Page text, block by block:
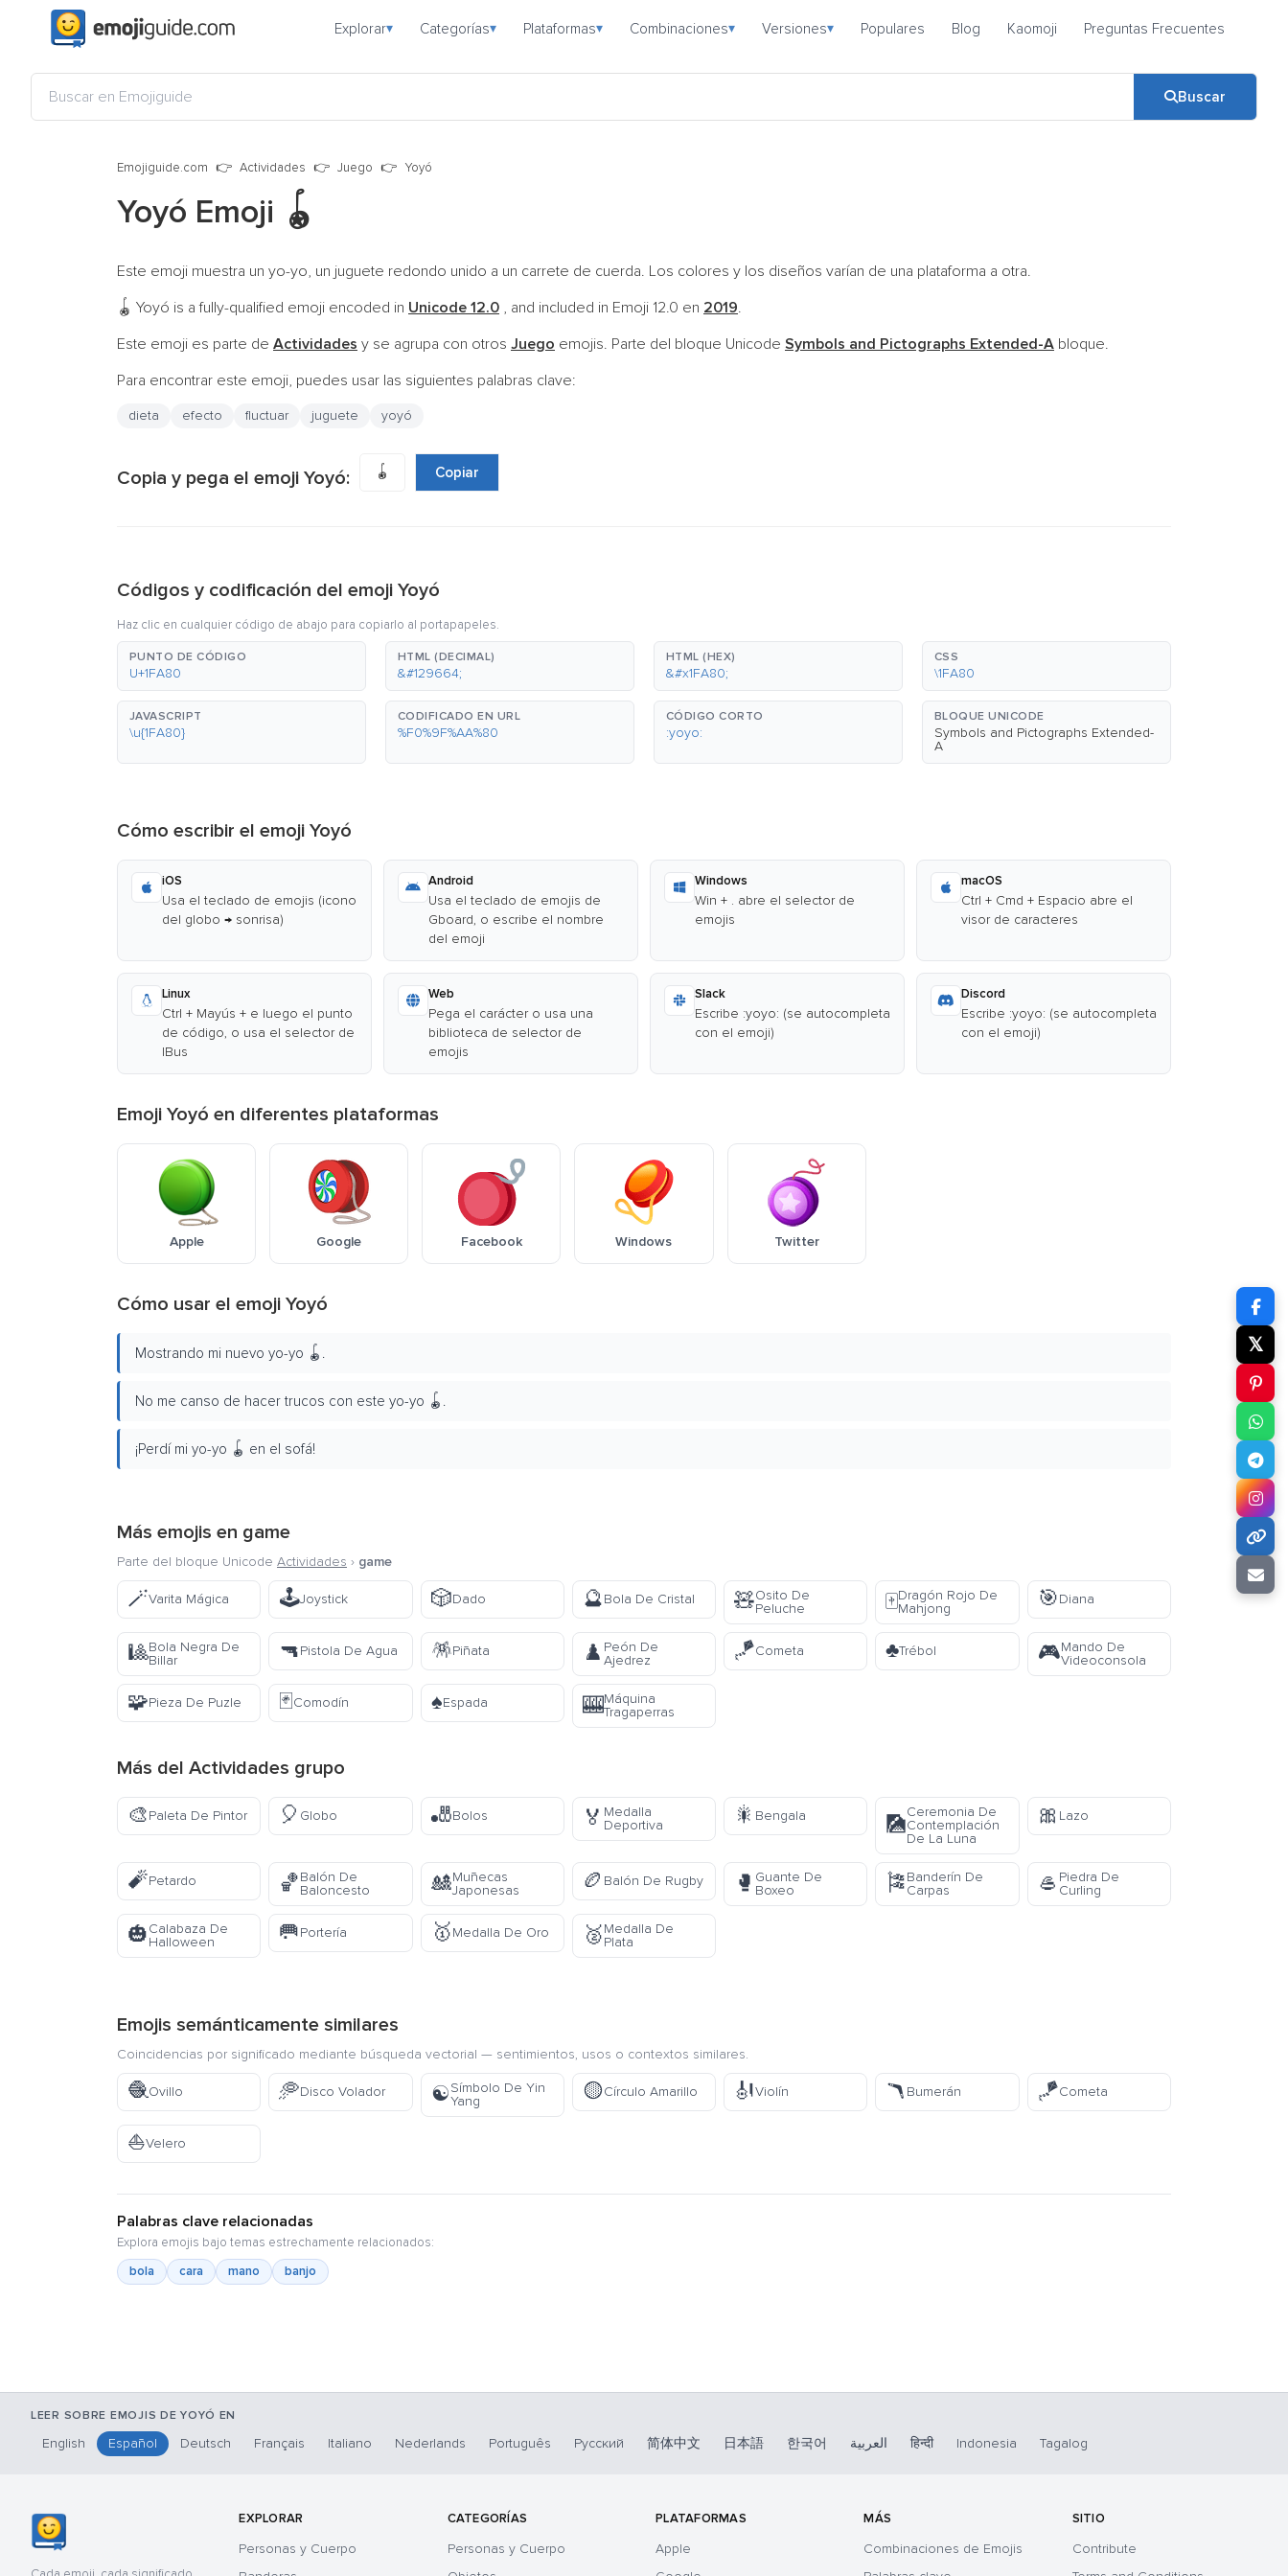
Explorar▾ Categorías▾ Plataformas▾ Combinaciones▾ Versiones▾ Populares Blog Kaomoji Preguntas Frecuentes
Buscar
Emojiguide.com Actividades Juego Yoyó
Yoyó Emoji 🪀
Este emoji muestra un yo-yo, un juguete redondo unido a un carrete de cuerda. Los colores y los diseños varían de una plataforma a otra.
🪀 Yoyó is a fully-qualified emoji encoded in Unicode 12.0 , and included in Emoji 12.0 en 2019.
Este emoji es parte de Actividades y se agrupa con otros Juego emojis. Parte del bloque Unicode Symbols and Pictographs Extended-A bloque.
Para encontrar este emoji, puedes usar las siguientes palabras clave:
dieta efecto fluctuar juguete yoyó
Copia y pega el emoji Yoyó: 🪀 Copiar
Códigos y codificación del emoji Yoyó
Haz clic en cualquier código de abajo para copiarlo al portapapeles.
PUNTO DE CÓDIGO
U+1FA80
HTML (DECIMAL)
&#129664;
HTML (HEX)
&#x1FA80;
CSS
\1FA80
JAVASCRIPT
\u{1FA80}
CODIFICADO EN URL
%F0%9F%AA%80
CÓDIGO CORTO
:yoyo:
BLOQUE UNICODE
Symbols and Pictographs Extended-
A
Cómo escribir el emoji Yoyó
iOS
Usa el teclado de emojis (icono
del globo → sonrisa)
Android
Usa el teclado de emojis de
Gboard, o escribe el nombre
del emoji
Windows
Win + . abre el selector de
emojis
macOS
Ctrl + Cmd + Espacio abre el
visor de caracteres
Linux
Ctrl + Mayús + e luego el punto
de código, o usa el selector de
IBus
Web
Pega el carácter o usa una
biblioteca de selector de
emojis
Slack
Escribe :yoyo: (se autocompleta
con el emoji)
Discord
Escribe :yoyo: (se autocompleta
con el emoji)
Emoji Yoyó en diferentes plataformas
Apple Google Facebook Windows Twitter
Cómo usar el emoji Yoyó
Mostrando mi nuevo yo-yo 🪀.
No me canso de hacer trucos con este yo-yo 🪀.
¡Perdí mi yo-yo 🪀 en el sofá!
Más emojis en game
Parte del bloque Unicode Actividades › game
🪄Varita Mágica 🕹️Joystick 🎲Dado 🔮Bola De Cristal 🧸Osito De
Peluche
🀄Dragón Rojo De
Mahjong
🎯Diana
🎱Bola Negra De
Billar
🔫Pistola De Agua 🪅Piñata ♟️ Peón De
Ajedrez
🪁Cometa ♣️Trébol 🎮Mando De
Videoconsola
🧩Pieza De Puzle 🃏Comodín ♠️Espada 🎰Máquina
Tragaperras
Más del Actividades grupo
🎨Paleta De Pintor 🎈 Globo 🎳Bolos 🏅 Medalla
Deportiva
🎇 Bengala 🎑
Ceremonia De
Contemplación
De La Luna
🎀 Lazo
🧨Petardo 🏀Balón De
Baloncesto
🎎Muñecas
Japonesas
🏉 Balón De Rugby 🥊 Guante De
Boxeo
🎏Banderín De
Carpas
🥌 Piedra De
Curling
🎃Calabaza De
Halloween
🥅Portería 🥇Medalla De Oro 🥈Medalla De
Plata
Emojis semánticamente similares
Coincidencias por significado mediante búsqueda vectorial — sentimientos, usos o contextos similares.
🧶Ovillo 🥏Disco Volador ☯️Símbolo De Yin
Yang
🟡Círculo Amarillo 🎻Violín 🪃 Bumerán 🪁Cometa
⛵Velero
Palabras clave relacionadas
Explora emojis bajo temas estrechamente relacionados:
bola
cara mano banjo
𝕏
LEER SOBRE EMOJIS DE YOYÓ EN
English Español Deutsch Français Italiano Nederlands Português Русский 简体中文 日本語 한국어 العربية हिन्दी Indonesia Tagalog
EXPLORAR
Personas y Cuerpo
CATEGORÍAS
Personas y Cuerpo
PLATAFORMAS
Apple
MÁS
Combinaciones de Emojis
SITIO
Contribute